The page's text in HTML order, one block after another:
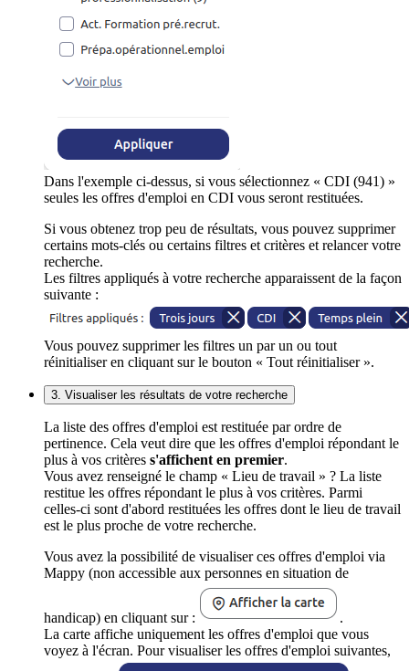
Dans l'exemple ci-dessus, si vous sélectionnez « CDI (941) »
seules les offres d'emploi en CDI vous seront restituées.
Si vous obtenez trop peu de résultats, vous pouvez supprimer
certains mots-clés ou certains filtres et critères et relancer votre
recherche.
Les filtres appliqués à votre recherche apparaissent de la façon
suivante :
Vous pouvez supprimer les filtres un par un ou tout
réinitialiser en cliquant sur le bouton « Tout réinitialiser ».
3. Visualiser les résultats de votre recherche
La liste des offres d'emploi est restituée par ordre de
pertinence. Cela veut dire que les offres d'emploi répondant le
plus à vos critères s'affichent en premier.
Vous avez renseigné le champ « Lieu de travail » ? La liste
restitue les offres répondant le plus à vos critères. Parmi
celles-ci sont d'abord restituées les offres dont le lieu de travail
est le plus proche de votre recherche.
Vous avez la possibilité de visualiser ces offres d'emploi via
Mappy (non accessible aux personnes en situation de
handicap) en cliquant sur :
.
La carte affiche uniquement les offres d'emploi que vous
voyez à l'écran. Pour visualiser les offres d'emploi suivantes,